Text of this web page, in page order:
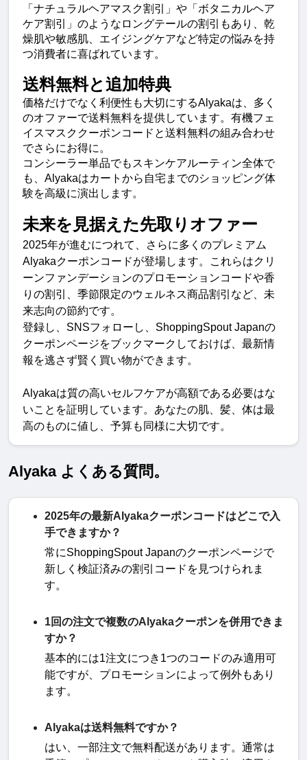
「ナチュラルヘアマスク割引」や「ボタニカルヘア
ケア割引」のようなロングテールの割引もあり、乾
燥肌や敏感肌、エイジングケアなど特定の悩みを持
つ消費者に喜ばれています。
送料無料と追加特典
価格だけでなく利便性も大切にするAlyakaは、多く
のオファーで送料無料を提供しています。有機フェ
イスマスククーポンコードと送料無料の組み合わせ
でさらにお得に。
コンシーラー単品でもスキンケアルーティン全体で
も、Alyakaはカートから自宅までのショッピング体
験を高級に演出します。
未来を見据えた先取りオファー
2025年が進むにつれて、さらに多くのプレミアム
Alyakaクーポンコードが登場します。これらはクリ
ーンファンデーションのプロモーションコードや香
りの割引、季節限定のウェルネス商品割引など、未
来志向の節約です。
登録し、SNSフォローし、ShoppingSpout Japanの
クーポンページをブックマークしておけば、最新情
報を逃さず賢く買い物ができます。
Alyakaは質の高いセルフケアが高額である必要はな
いことを証明しています。あなたの肌、髪、体は最
高のものに値し、予算も同様に大切です。
Alyaka よくある質問。
2025年の最新Alyakaクーポンコードはどこで入
手できますか？
常にShoppingSpout Japanのクーポンページで
新しく検証済みの割引コードを見つけられま
す。
1回の注文で複数のAlyakaクーポンを併用できま
すか？
基本的には1注文につき 1つのコードのみ適用可
能ですが、プロモーションによって例外もあり
ます。
Alyakaは送料無料ですか？
はい、一部注文で無料配送があります。通常は